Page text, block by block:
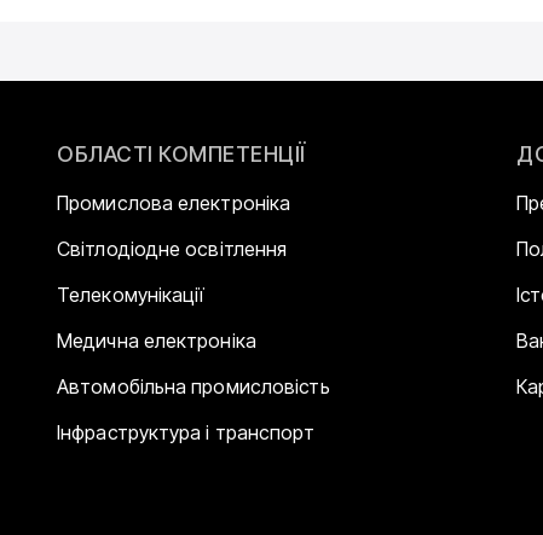
ОБЛАСТІ КОМПЕТЕНЦІЇ
Промислова електроніка
Світлодіодне освітлення
Телекомунікації
Медична електроніка
Автомобільна промисловість
Інфраструктура і транспорт